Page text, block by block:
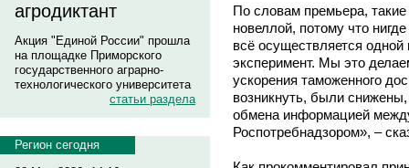
агродиктант
Акция "Единой России" прошла
на площадке Приморского
государственного аграрно-
технологического университета
статьи раздела
Регион сегодня
По словам премьера,
новеллой, потому что
всё осуществляется одной
эксперимент. Мы это
ускорения таможенного
возникнуть, были
обмена информацией
Роспотребнадзором», –